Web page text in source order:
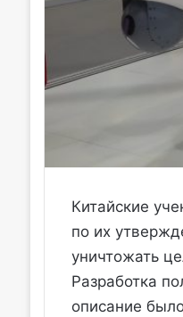
Китайские
по их
уничтожать
Разработка
описание